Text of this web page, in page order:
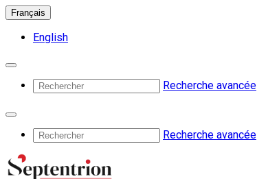
Français
English
Recherche avancée
Recherche avancée